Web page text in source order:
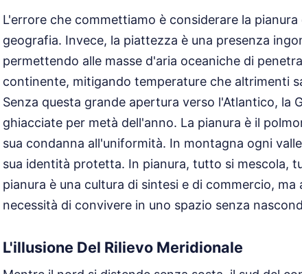
L'errore che commettiamo è considerare la
geografia. Invece, la piattezza è una presenza
permettendo alle masse d'aria oceaniche di
continente, mitigando temperature che altrimenti
Senza questa grande apertura verso l'Atlantico, la
ghiacciate per metà dell'anno. La pianura è il
sua condanna all'uniformità. In montagna ogni
sua identità protetta. In pianura, tutto si mescola,
pianura è una cultura di sintesi e di commercio,
necessità di convivere in uno spazio senza
L'illusione Del Rilievo Meridionale